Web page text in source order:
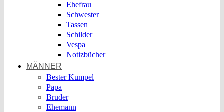
Ehefrau
Schwester
Tassen
Schilder
Vespa
Notizbücher
MÄNNER
Bester Kumpel
Papa
Bruder
Ehemann